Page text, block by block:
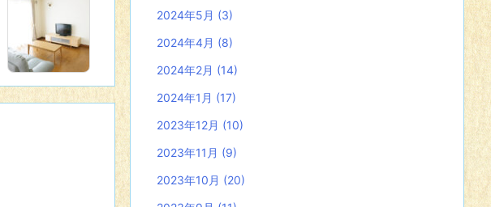
2024年5月 (3)
2024年4月 (8)
2024年2月 (14)
2024年1月 (17)
2023年12月 (10)
2023年11月 (9)
2023年10月 (20)